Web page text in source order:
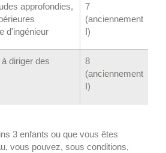
approfondies,
d'ingénieur
7
(anciennement
I)
diriger des
8
(anciennement
I)
3 enfants ou que vous êtes
vous pouvez, sous conditions,